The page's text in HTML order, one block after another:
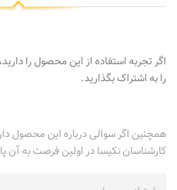
اگر تجربه استفاده از این محصول را
را به اشتراک بگذارید.
همچنین اگر سوالی درباره این محصول
کارشناسان نکیسا در اولین فرصت به آن